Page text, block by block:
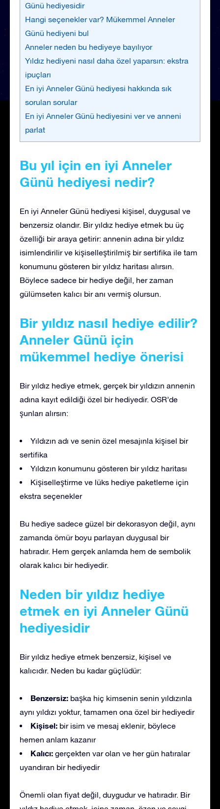
Günü hediyesidir
Hangi seçenekler var? Mükemmel Anneler
Günü hediyeni bul
Anneler neden bu hediyeye bayılıyor
Yıldız hediyeni nasıl daha özel yaparsın: ekstra
ipuçları
En iyi Anneler Günü hediyesi hakkında sık
sorulan sorular
En iyi Anneler Günü hediyesini ver ve anneni
parlat
Bu yıl için en iyi Anneler
Günü hediyesi nedir?
En iyi Anneler Günü hediyesi kişisel, duygusal ve
benzersiz olandır. Bir yıldız hediye etmek bu üç
özelliği bir araya getirir: annenin adına bir yıldız
isimlendirilir ve kişiselleştirilmiş bir sertifika ile tam
konumunu gösteren bir yıldız haritası alırsın.
Böylece sadece bir hediye değil, her zaman
gülümseten kalıcı bir anı vermiş olursun.
Bir yıldız nasıl hediye edilir?
Anneler Günü için
mükemmel hediye önerisi
Bir yıldız hediye etmek, gerçek bir yıldızın annenin
adına kayıt edildiği özel bir hediyedir. OSR’de
şunları alırsın:
Yıldızın adı ve senin özel mesajınla kişisel bir
sertifika
Yıldızın konumunu gösteren bir yıldız haritası
Kişiselleştirme ve lüks hediye paketleme için
ekstra seçenekler
Bu hediye sadece güzel bir dekorasyon değil, aynı
zamanda ömür boyu parlayan duygusal bir
hatıradır. Hem gerçek anlamda hem de sembolik
olarak kalıcı bir hediyedir.
Neden bir yıldız hediye
etmek en iyi Anneler Günü
hediyesidir
Bir yıldız hediye etmek benzersiz, kişisel ve
kalıcıdır. Neden bu kadar güçlüdür:
Benzersiz: başka hiç kimsenin senin yıldızınla
aynı yıldızı yoktur, tamamen ona özel bir hediyedir
Kişisel: bir isim ve mesaj eklenir, böylece
hemen anlam kazanır
Kalıcı: gerçekten var olan ve her gün hatıralar
uyandıran bir hediyedir
Önemli olan fiyat değil, duygudur ve hatıradır. Bir